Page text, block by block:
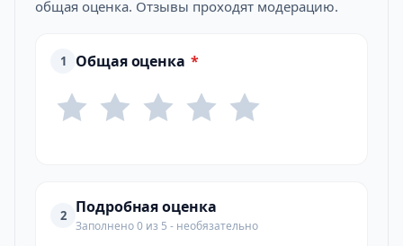
общая оценка. Отзывы проходят модерацию.
1 Общая оценка *
2 Подробная оценка
Заполнено 0 из 5 - необязательно